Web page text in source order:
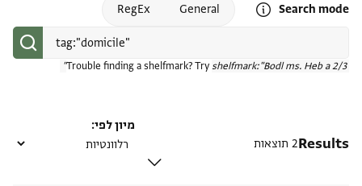
Search mode
Open search mode help
General
RegEx
Trouble finding a shelfmark? Try shelfmark:"Bodl ms. Heb a 2/3"
Results2 תוצאות
מיון לפי